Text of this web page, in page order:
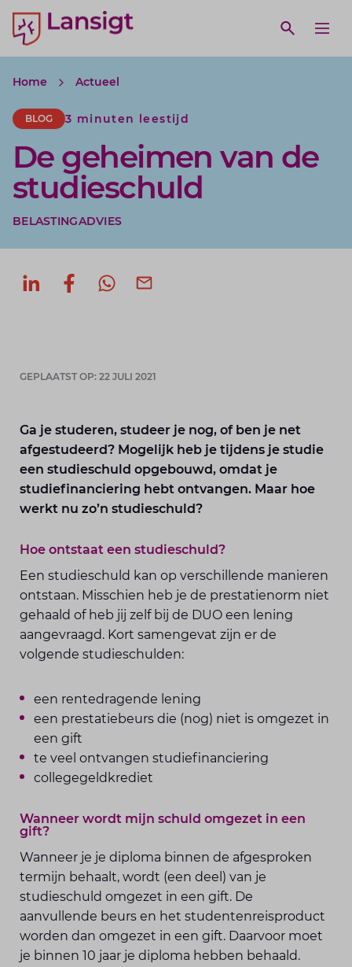
Lansigt Accountants logo
Open
search website
Home Actueel
BLOG 3 minuten leestijd
De geheimen van de
studieschuld
BELASTINGADVIES
Deel op LinkedIn
Deel op Facebook
GEPLAATST OP: 22 JULI 2021
Ga je studeren, studeer je nog, of ben je net
afgestudeerd? Mogelijk heb je tijdens je studie
een studieschuld opgebouwd, omdat je
studiefinanciering hebt ontvangen. Maar hoe
werkt nu zo’n studieschuld?
Hoe ontstaat een studieschuld?
Een studieschuld kan op verschillende manieren
ontstaan. Misschien heb je de prestatienorm niet
gehaald of heb jij zelf bij de DUO een lening
aangevraagd. Kort samengevat zijn er de
volgende studieschulden:
een rentedragende lening
een prestatiebeurs die (nog) niet is omgezet in
een gift
te veel ontvangen studiefinanciering
collegegeldkrediet
Wanneer wordt mijn schuld omgezet in een
gift?
Wanneer je je diploma binnen de afgesproken
termijn behaalt, wordt (een deel) van je
studieschuld omgezet in een gift. De
aanvullende beurs en het studentenreisproduct
worden dan omgezet in een gift. Daarvoor moet
je binnen 10 jaar je diploma hebben behaald.